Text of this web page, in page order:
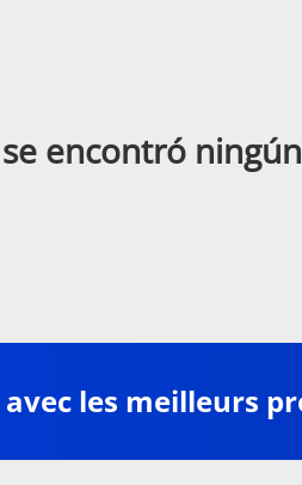
encontró
les meilleurs